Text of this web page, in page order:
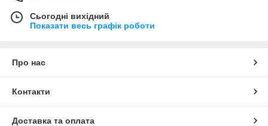
Сьогодні вихідний
Показати весь графік роботи
Про нас
Контакти
Доставка та оплата